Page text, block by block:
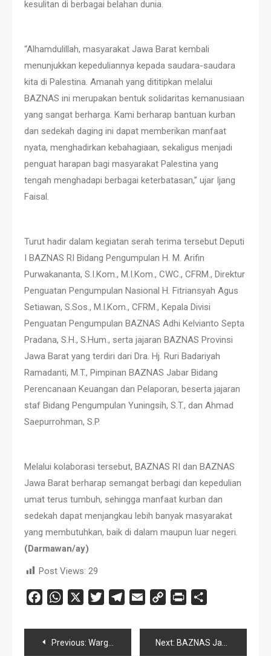
kesulitan di berbagai belahan dunia.
“Alhamdulillah, masyarakat Jawa Barat kembali
menunjukkan kepeduliannya kepada saudara-saudara
kita di Palestina. Amanah yang dititipkan melalui
BAZNAS ini merupakan bentuk solidaritas kemanusiaan
yang sangat berharga. Kami berharap bantuan kurban
dan sedekah daging ini dapat memberikan manfaat
nyata, menghadirkan kebahagiaan, sekaligus menjadi
penguat harapan bagi masyarakat Palestina yang
tengah menghadapi berbagai keterbatasan,” ujar Ijang
Faisal.
Turut hadir dalam kegiatan serah terima tersebut Deputi
I BAZNAS RI Bidang Pengumpulan H. M. Arifin
Purwakananta, S.I.Kom., M.I.Kom., CWC., CFRM., Direktur
Penguatan Pengumpulan Nasional H. Fitriansyah Agus
Setiawan, S.Sos., M.I.Kom., CFRM., Kepala Divisi
Penguatan Pengumpulan BAZNAS Adhi Kelvianto Septa
Pradana, S.H., S.Hum., serta jajaran BAZNAS Provinsi
Jawa Barat yang terdiri dari Dra. Hj. Ruri Badariyah
Ramadanti, M.T., Pimpinan BAZNAS Jabar Bidang
Perencanaan Keuangan dan Pelaporan, beserta jajaran
staf Bidang Pengumpulan Yuningsih, S.T., dan Ahmad
Saepurrohman, S.P.
Melalui kolaborasi tersebut, BAZNAS RI dan BAZNAS
Jawa Barat berharap semangat berbagi dan kepedulian
umat terus tumbuh, sehingga manfaat kurban dan
sedekah dapat menjangkau lebih banyak masyarakat
yang membutuhkan, baik di dalam maupun luar negeri.
(Darmawan/ay)
Post Views: 29
FacebookWhatsApp TwitterTelegram
Email
Copy
Print
Navigasi
Previous: Warga Rancakasiat Desa Rancamulya Sambut Pemasangan Jaringan PDAM Tirta Raharja Next: BAZNAS Jabar Salurkan 80 Paket Daging kepada Warga Desa Palasari Subang